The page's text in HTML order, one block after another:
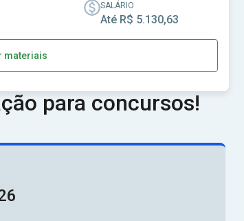
SALÁRIO
Até R$ 5.130,63
materiais
para concursos!